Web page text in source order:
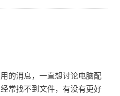
的消息，一直想讨论电脑配
常找不到文件，有没有更好